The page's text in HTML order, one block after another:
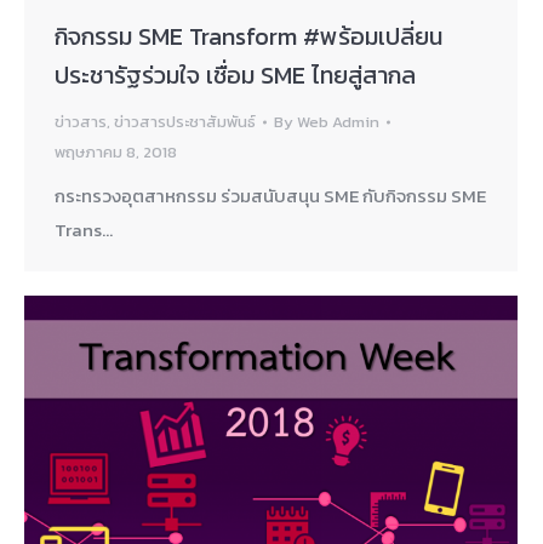
กิจกรรม SME Transform #พร้อมเปลี่ยน
ประชารัฐร่วมใจ เชื่อม SME ไทยสู่สากล
ข่าวสาร, ข่าวสารประชาสัมพันธ์ By Web Admin
พฤษภาคม 8, 2018
กระทรวงอุตสาหกรรม ร่วมสนับสนุน SME กับกิจกรรม SME
Trans…